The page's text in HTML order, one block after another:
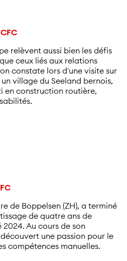
relèvent aussi bien les défis
ceux liés aux relations
constate lors d'une visite sur
village du Seeland bernois,
en construction routière,
de Boppelsen (ZH), a terminé
de quatre ans de
Au cours de son
une passion pour le
compétences manuelles.